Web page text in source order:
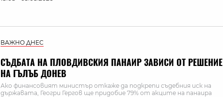
ВАЖНО ДНЕС
СЪДБАТА НА ПЛОВДИВСКИЯ ПАНАИР ЗАВИСИ ОТ РЕШЕНИЕ
НА ГЪЛЪБ ДОНЕВ
Ако финансовият министър откаже да подкрепи съдебния иск на
държавата, Геогри Гергов ще придобие 79% от акците на панаира